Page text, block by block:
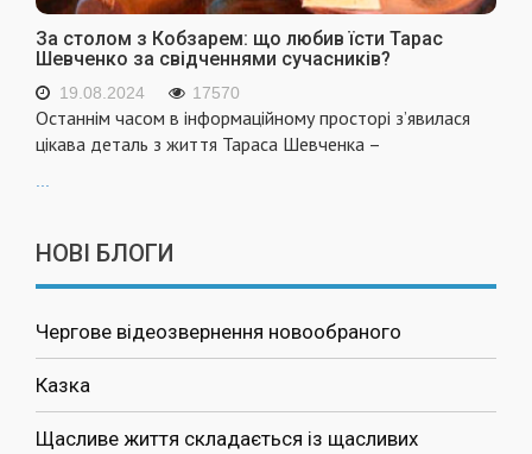
За столом з Кобзарем: що любив їсти Тарас
Шевченко за свідченнями сучасників?
19.08.2024 17570
Останнім часом в інформаційному просторі з’явилася
цікава деталь з життя Тараса Шевченка –
...
НОВІ БЛОГИ
Чергове відеозвернення новообраного
Казка
Щасливе життя складається із щасливих